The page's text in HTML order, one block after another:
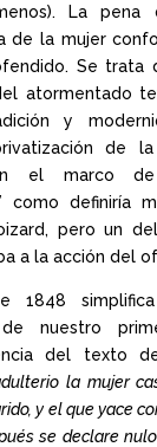
La pena
de la mujer
Se trata
atormentado
y
de
el marco
como definiría
pero un
a la acción del
1848
nuestro
del texto
la mujer
y el que yace
se declare